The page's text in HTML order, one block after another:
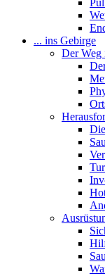
... ins Gebirge
Der Weg